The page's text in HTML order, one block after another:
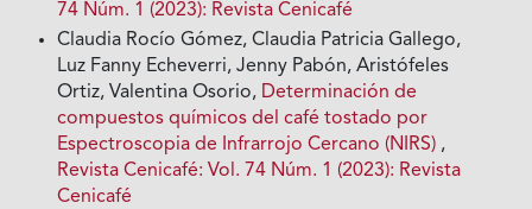
74 Núm. 1 (2023): Revista Cenicafé
Claudia Rocío Gómez, Claudia Patricia Gallego,
Luz Fanny Echeverri, Jenny Pabón, Aristófeles
Ortiz, Valentina Osorio, Determinación de
compuestos químicos del café tostado por
Espectroscopia de Infrarrojo Cercano (NIRS) ,
Revista Cenicafé: Vol. 74 Núm. 1 (2023): Revista
Cenicafé